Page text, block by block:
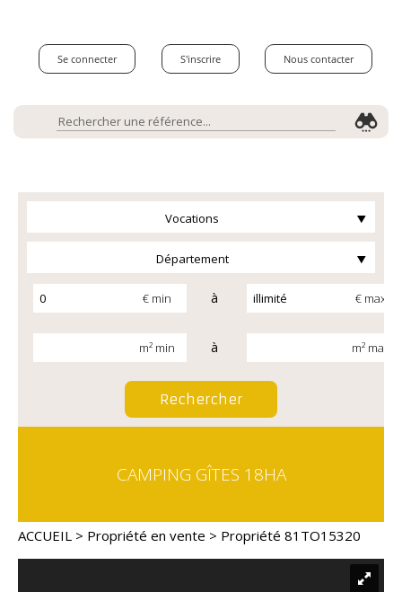
Se connecter S'inscrire Nous contacter
Vocations
Département
€ min à € max
m² min à m² max
CAMPING GÎTES 18HA
ACCUEIL > Propriété en vente > Propriété 81TO15320